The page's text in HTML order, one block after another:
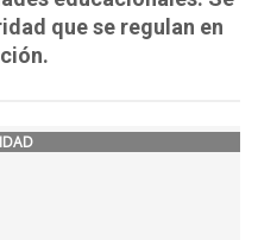
que se regulan en